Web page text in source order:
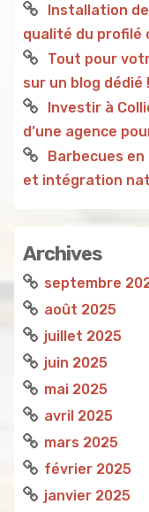
Installation
qualité du profilé
Tout pour
sur un blog dédié !
Investir à
d’une agence
Barbecues
et intégration
Archives
septembre
août 2025
juillet 2025
juin 2025
mai 2025
avril 2025
mars 2025
février 2025
janvier 2025